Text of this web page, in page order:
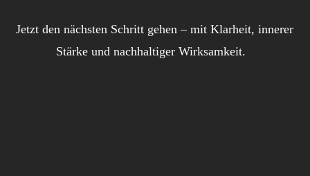
Jetzt den nächsten Schritt gehen – mit Klarheit, innerer
Stärke und nachhaltiger Wirksamkeit.